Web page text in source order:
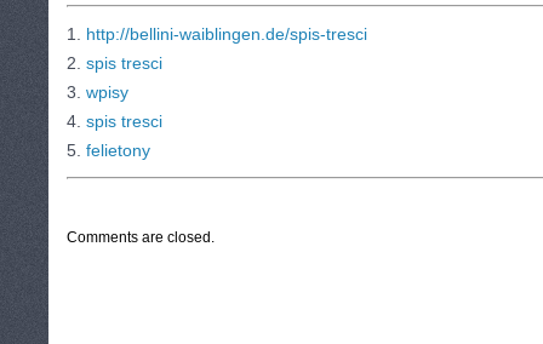
1. http://bellini-waiblingen.de/spis-tresci
2. spis tresci
3. wpisy
4. spis tresci
5. felietony
Comments are closed.